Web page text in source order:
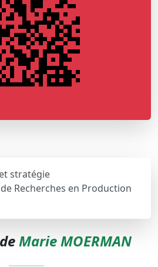
stratégie
Recherches en Production
Marie MOERMAN